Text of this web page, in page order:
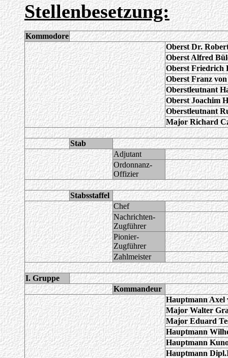
Stellenbesetzung:
Kommodore
Oberst Dr.
Oberst Alfred
Oberst Friedrich
Oberst Franz
Oberstleutnant
Oberst Joachim
Oberstleutnant
Major Richard
Stab
Adjutant
Ordonnanz-
Offizier
Stabsstaffel
Chef
Nachrichten-
Zugführer
Pionier-
Zugführer
Zahlmeister
I. Gruppe
Kommandeur
Hauptmann Axel
Major Walter
Major Eduard
Hauptmann
Hauptmann
Hauptmann